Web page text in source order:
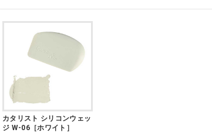
カタリスト シリコンウェッ
ジ W-06［ホワイト］